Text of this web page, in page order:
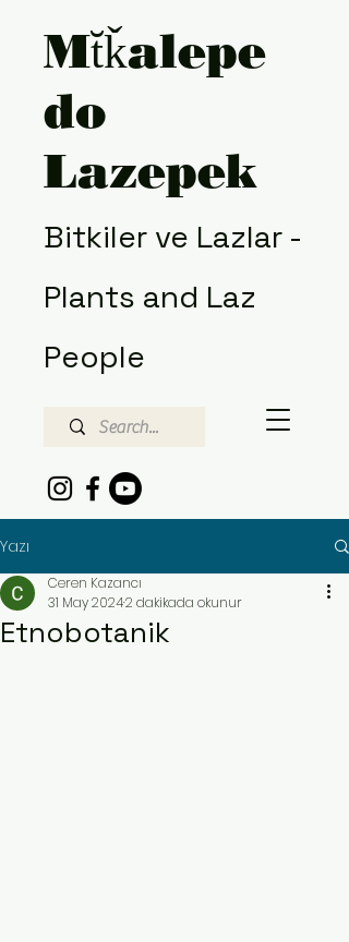
Mt̆ǩalepe
do
Lazepek
Bitkiler ve Lazlar -
Plants and Laz
People
Yazı
Etnobotanik
Ceren Kazancı
31 May 20242 dakikada okunur